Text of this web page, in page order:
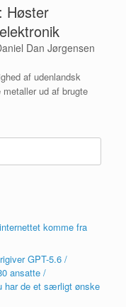
Høster
Dan Jørgensen
af udenlandsk
ud af brugte
komme fra
GPT-5.6 /
ansatte /
har de et særligt ønske